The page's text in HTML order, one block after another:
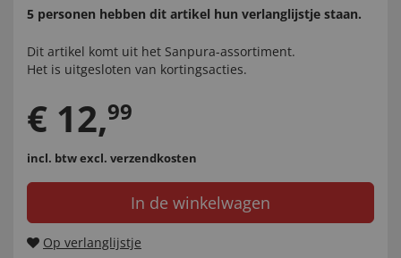
5 personen hebben dit artikel hun verlanglijstje staan.
Dit artikel komt uit het Sanpura-assortiment.
Het is uitgesloten van kortingsacties.
€ 12,99
incl. btwexcl. verzendkosten
In de winkelwagen
Op verlanglijstje